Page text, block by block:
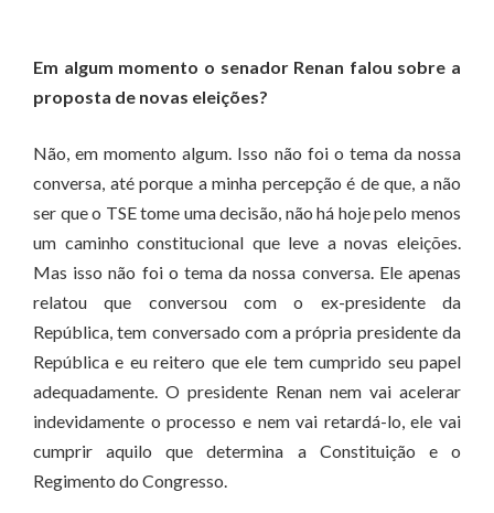
Em algum momento o senador Renan falou sobre a
proposta de novas eleições?
Não, em momento algum. Isso não foi o tema da nossa
conversa, até porque a minha percepção é de que, a não
ser que o TSE tome uma decisão, não há hoje pelo menos
um caminho constitucional que leve a novas eleições.
Mas isso não foi o tema da nossa conversa. Ele apenas
relatou que conversou com o ex-presidente da
República, tem conversado com a própria presidente da
República e eu reitero que ele tem cumprido seu papel
adequadamente. O presidente Renan nem vai acelerar
indevidamente o processo e nem vai retardá-lo, ele vai
cumprir aquilo que determina a Constituição e o
Regimento do Congresso.